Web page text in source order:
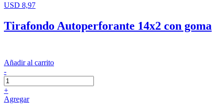
USD 8,97
Tirafondo Autoperforante 14x2 con goma
Añadir al carrito
-
+
Agregar